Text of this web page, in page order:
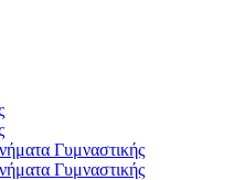
Γυμναστικής
Γυμναστικής